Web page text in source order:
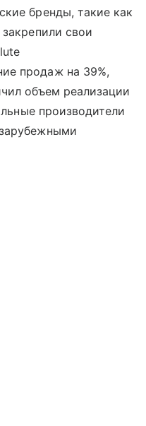
бренды, такие как
свои
продаж на 39%,
объем реализации
производители